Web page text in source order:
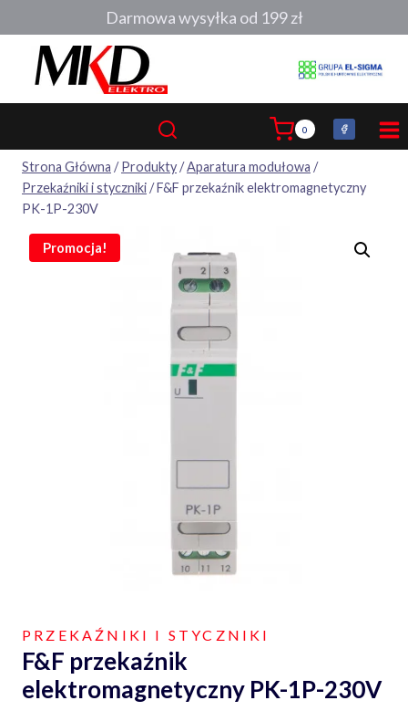
0
Strona Główna / Produkty/Aparatura modułowa /
Przekaźniki i styczniki/F&F przekaźnik elektromagnetyczny
PK-1P-230V
Promocja!
PRZEKAŹNIKI I STYCZNIKI
F&F przekaźnik
elektromagnetyczny PK-1P-230V
Darmowa wysyłka od 199 zł